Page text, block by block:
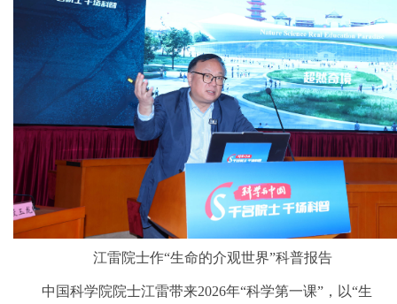
江雷院士作“生命的介观世界”科普报告
中国科学院院士江雷带来2026年“科学第一课”，以“生